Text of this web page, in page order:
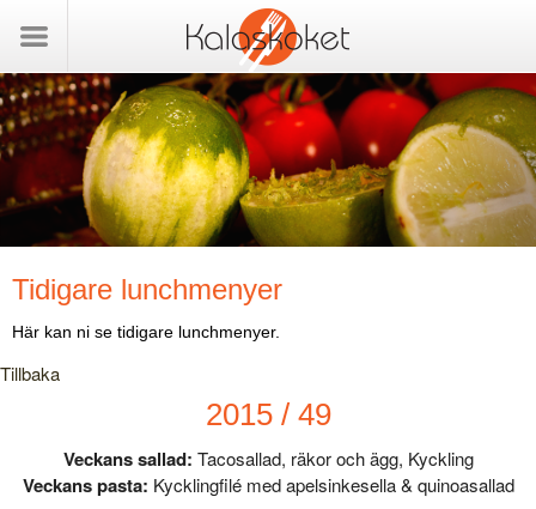
Tidigare lunchmenyer
Här kan ni se tidigare lunchmenyer.
Tillbaka
2015 / 49
Veckans sallad: Tacosallad, räkor och ägg, Kyckling
Veckans pasta: Kycklingfilé med apelsinkesella & quinoasallad